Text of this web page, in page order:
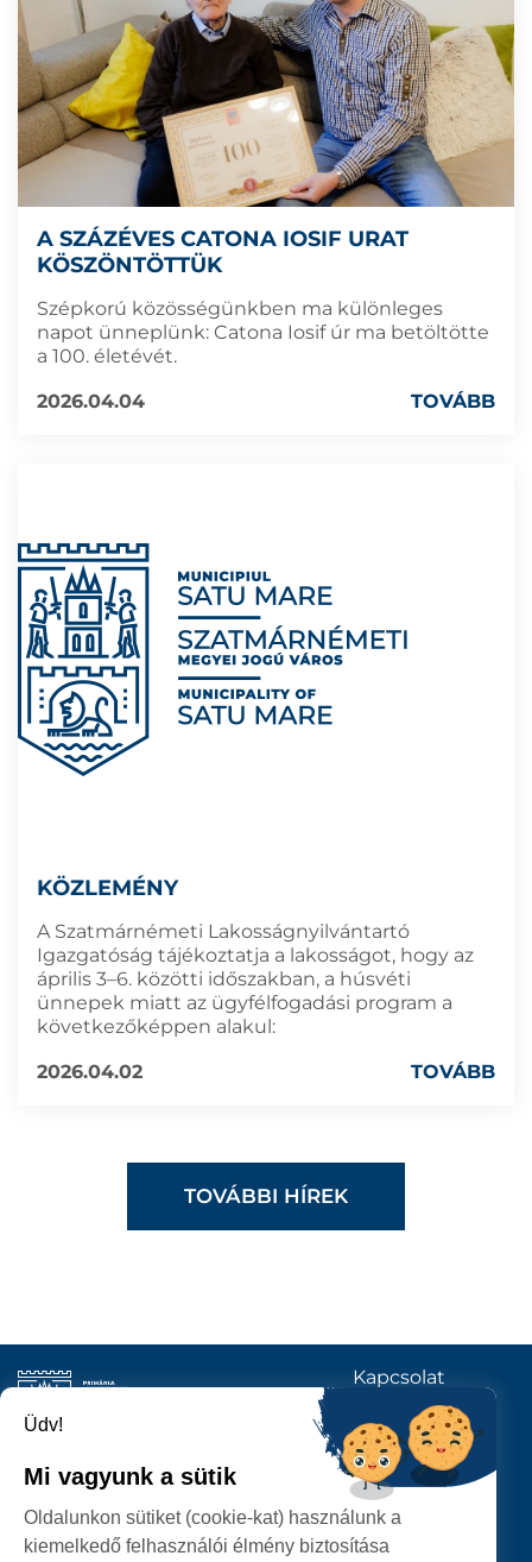
A SZÁZÉVES CATONA IOSIF URAT
KÖSZÖNTÖTTÜK
Szépkorú közösségünkben ma különleges
napot ünneplünk: Catona Iosif úr ma betöltötte
a 100. életévét.
2026.04.04
TOVÁBB
KÖZLEMÉNY
A Szatmárnémeti Lakosságnyilvántartó
Igazgatóság tájékoztatja a lakosságot, hogy az
április 3–6. közötti időszakban, a húsvéti
ünnepek miatt az ügyfélfogadási program a
következőképpen alakul:
2026.04.02
TOVÁBB
TOVÁBBI HÍREK
SZATMÁRNÉMETI
POLGÁRMESTERI HIVATAL
Kapcsolat
KÖVESSENEK
Üdv!
Mi vagyunk a sütik
Oldalunkon sütiket (cookie-kat) használunk a
kiemelkedő felhasználói élmény biztosítása